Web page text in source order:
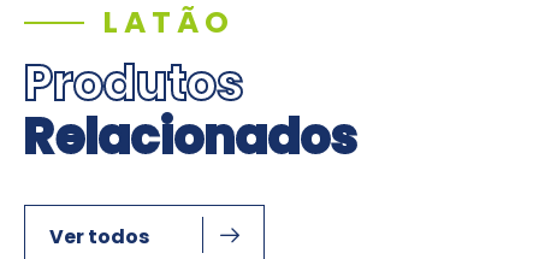
LATÃO
Produtos
Relacionados
Ver todos